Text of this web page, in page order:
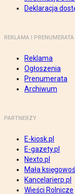
Deklaracja
REKLAMA I PRENUMERATA
Reklama
Ogłoszenia
Prenumerata
Archiwum
PARTNERZY
E-kiosk.pl
E-gazety.pl
Nexto.pl
Mała
Kancelarierp.pl
Wieści Rolnicze